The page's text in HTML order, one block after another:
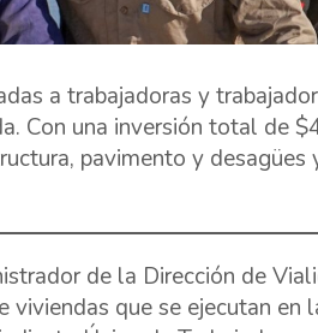
a trabajadoras y
Con una inversión total de
pavimento y desagües
de la Dirección de
que se ejecutan en